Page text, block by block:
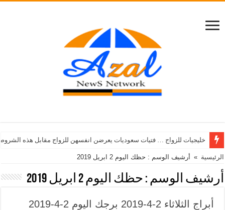
خليجيات للزواج … فتيات سعوديات يعرضن انفسهن للزواج مقابل هذه
الرئيسية » أرشيف الوسم : حظك اليوم 2 ابريل 2019
أرشيف الوسم : حظك اليوم 2 ابريل 2019
أبراج الثلاثاء 2-4-2019 برجك اليوم 2-4-2019